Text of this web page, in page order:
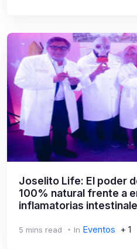
Joselito Life: El poder
100% natural frente a
inflamatorias
5 mins read In Eventos + 1